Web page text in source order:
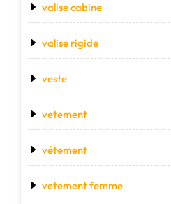
valise cabine
valise rigide
veste
vetement
vétement
vetement femme